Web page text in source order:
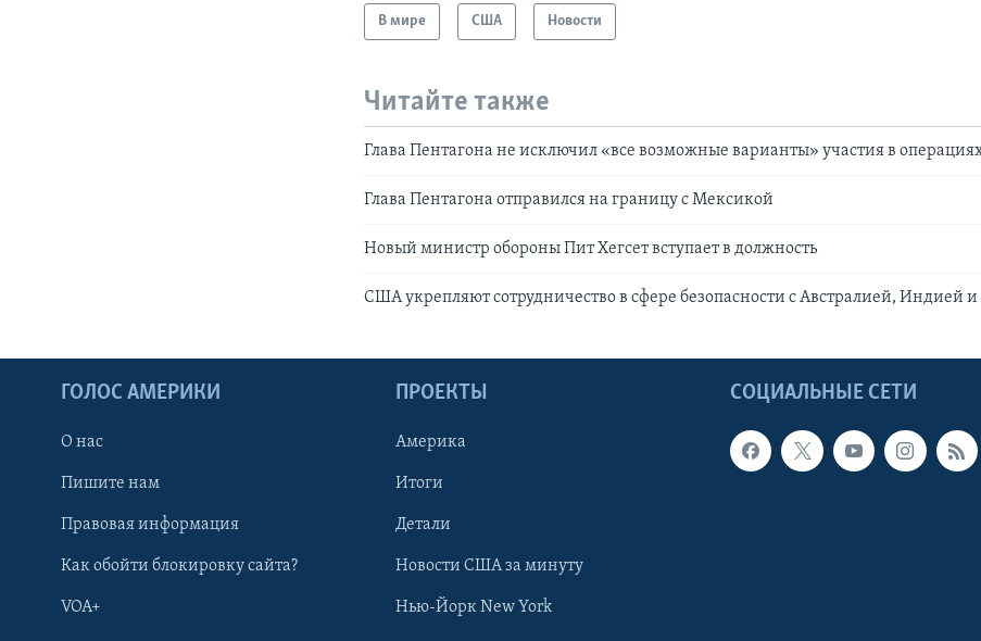
В мире США Новости
Читайте также
Глава Пентагона не исключил «все возможные варианты» участия в операциях
Глава Пентагона отправился на границу с Мексикой
Новый министр обороны Пит Хегсет вступает в должность
США укрепляют сотрудничество в сфере безопасности с Австралией, Индией
СОЦИАЛЬНЫЕ СЕТИ
ГОЛОС АМЕРИКИ
О нас
Пишите нам
Правовая информация
Как обойти блокировку сайта?
VOA+
ПРОЕКТЫ
Америка
Итоги
Детали
Новости США за минуту
Нью-Йорк New York